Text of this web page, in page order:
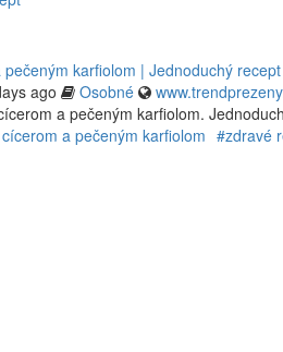
karfiolom | Jednoduchý recept
ago Osobné
a pečeným karfiolom.
a pečeným karfiolom #zdravé